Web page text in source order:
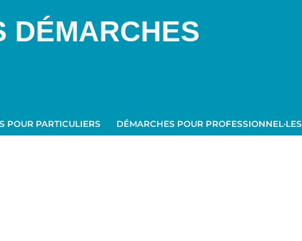
DÉMARCHES
POUR PARTICULIERS DÉMARCHES POUR PROFESSIONNEL·LES